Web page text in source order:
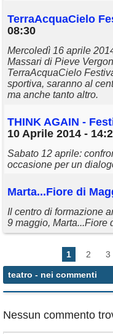
TerraAcquaCielo
08:30
Mercoledì 16 aprile
Massari di Pieve
TerraAcquaCielo
sportiva, saranno al
ma anche tanto altro.
THINK AGAIN -
10 Aprile 2014 -
Sabato 12 aprile:
occasione per un
Marta...Fiore di
Il centro di formazione
9 maggio, Marta...Fiore
1 2 3
teatro - nei commenti
Nessun commento